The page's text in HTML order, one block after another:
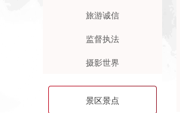
旅游诚信
监督执法
摄影世界
景区景点